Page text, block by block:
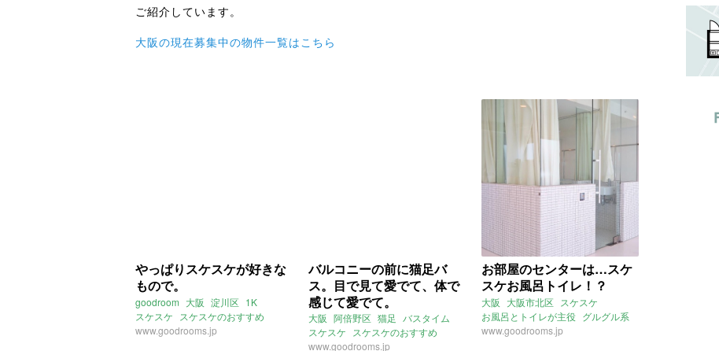
ご紹介しています。
大阪の現在募集中の物件一覧はこちら
やっぱりスケスケが好きな
もので。
goodroom 大阪 淀川区 1K
スケスケ
スケスケのおすすめ
デザイナーズ 十三駅
www.goodrooms.jp
バルコニーの前に猫足バ
ス。目で見て愛でて、体で
感じて愛でて。
大阪 阿倍野区 猫足
バスタイム
スケスケ
スケスケのおすすめ
最上階 昭和町駅
www.goodrooms.jp
お部屋のセンターは…スケ
スケお風呂トイレ！？
大阪 大阪市北区
スケスケ
お風呂とトイレが主役 グルグル系
スケスケのおすすめ
www.goodrooms.jp